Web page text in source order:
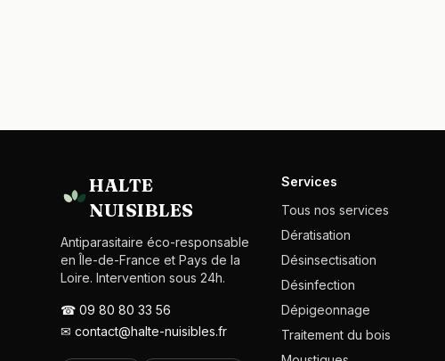
HALTE
NUISIBLES
Antiparasitaire éco-responsable
en Île-de-France et Pays de la
Loire. Intervention sous 24h.
☎ 09 80 80 33 56
✉ contact@halte-nuisibles.fr
Services
Tous nos services
Dératisation
Désinsectisation
Désinfection
Dépigeonnage
Traitement du bois